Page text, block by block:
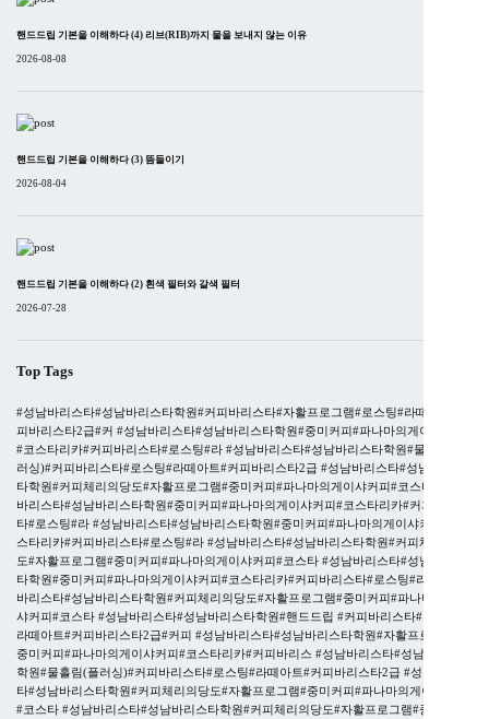
핸드드립 기본을 이해하다 (4) 리브(RIB)까지 물을 보내지 않는 이유
2026-08-08
핸드드립 기본을 이해하다 (3) 뜸들이기
2026-08-04
핸드드립 기본을 이해하다 (2) 흰색 필터와 갈색 필터
2026-07-28
Top Tags
#성남바리스타#성남바리스타학원#커피바리스타#자활프로그램#로스팅#라떼아트#커
피바리스타2급#커 #성남바리스타#성남바리스타학원#중미커피#파나마의게이샤커피
#코스타리카#커피바리스타#로스팅#라 #성남바리스타#성남바리스타학원#물흘림(플
러싱)#커피바리스타#로스팅#라떼아트#커피바리스타2급 #성남바리스타#성남바리스
타학원#커피체리의당도#자활프로그램#중미커피#파나마의게이샤커피#코스타
바리스타#성남바리스타학원#중미커피#파나마의게이샤커피#코스타리카#커피바리스
타#로스팅#라 #성남바리스타#성남바리스타학원#중미커피#파나마의게이샤커피#코
스타리카#커피바리스타#로스팅#라 #성남바리스타#성남바리스타학원#커피체리의당
도#자활프로그램#중미커피#파나마의게이샤커피#코스타 #성남바리스타#성남바리스
타학원#중미커피#파나마의게이샤커피#코스타리카#커피바리스타#로스팅#라
바리스타#성남바리스타학원#커피체리의당도#자활프로그램#중미커피#파나마의게이
샤커피#코스타 #성남바리스타#성남바리스타학원#핸드드립 #커피바리스타#로스팅#
라떼아트#커피바리스타2급#커피 #성남바리스타#성남바리스타학원#자활프로그램#
중미커피#파나마의게이샤커피#코스타리카#커피바리스 #성남바리스타#성남바리스타
학원#물흘림(플러싱)#커피바리스타#로스팅#라떼아트#커피바리스타2급 #성남바리스
타#성남바리스타학원#커피체리의당도#자활프로그램#중미커피#파나마의게이샤커피
#코스타 #성남바리스타#성남바리스타학원#커피체리의당도#자활프로그램#중미커피